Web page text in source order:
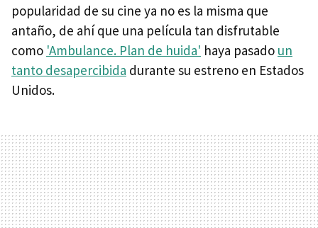
popularidad de su cine ya no es la misma que
antaño, de ahí que una película tan disfrutable
como 'Ambulance. Plan de huida' haya pasado un
tanto desapercibida durante su estreno en Estados
Unidos.